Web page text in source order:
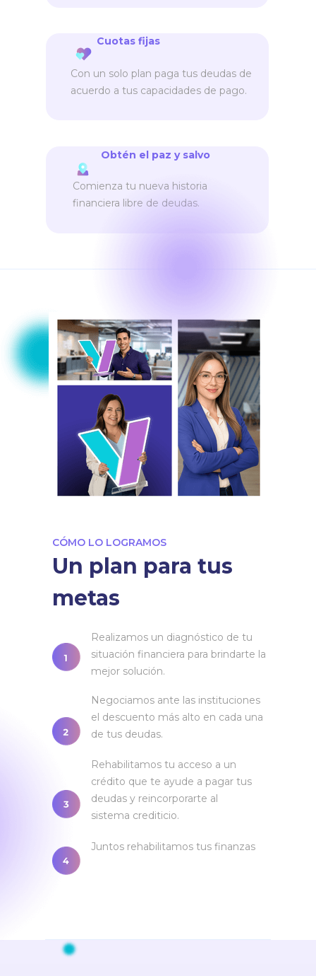
CÓMO LO LOGRAMOS
Un plan para tus
metas
Realizamos un diagnóstico de tu
situación financiera para brindarte la
mejor solución.
Negociamos ante las instituciones
el descuento más alto en cada una
de tus deudas.
Juntos rehabilitamos tus finanzas
Rehabilitamos tu acceso a un
crédito que te ayude a pagar tus
deudas y reincorporarte al
sistema crediticio.
Cuotas fijas
Con un solo plan paga tus deudas de
acuerdo a tus capacidades de pago.
Obtén el paz y salvo
Comienza tu nueva historia
financiera libre de deudas.